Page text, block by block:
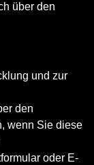
über den
und zur
den
wenn Sie diese
oder E-